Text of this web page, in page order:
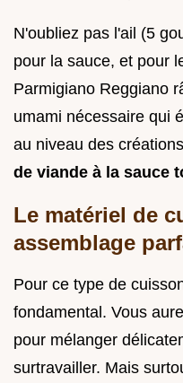
N'oubliez pas l'ail (5
pour la sauce, et pour
Parmigiano Reggiano
umami nécessaire qui
au niveau des
de viande à la sauce
Le matériel de
assemblage
Pour ce type de
fondamental. Vous
pour mélanger
surtravailler. Mais